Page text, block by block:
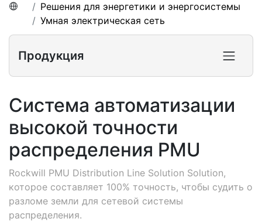
Решения для энергетики и энергосистемы
Умная электрическая сеть
Продукция
Система автоматизации
высокой точности
распределения PMU
Rockwill PMU Distribution Line Solution Solution,
которое составляет 100% точность, чтобы судить о
разломе земли для сетевой системы
распределения.